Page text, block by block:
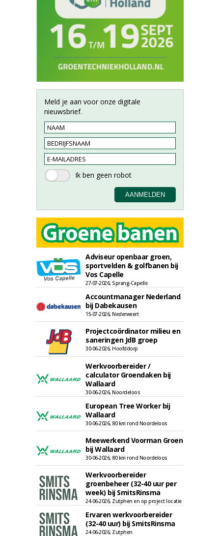
Meld je aan voor onze digitale
nieuwsbrief.
Adviseur openbaar groen,
sportvelden & golfbanen bij
Vos Capelle
27-07-2026, Sprang-Capelle
Accountmanager Nederland
bij Dabekausen
15-07-2026, Nederweert
Projectcoördinator milieu en
saneringen JdB groep
30-06-2026, Hoofddorp
Werkvoorbereider /
calculator Groendaken bij
Wallaard
30-06-2026, Noordeloos
European Tree Worker bij
Wallaard
30-06-2026, 80 km rond Noordeloos
Meewerkend Voorman Groen
bij Wallaard
30-06-2026, 80 km rond Noordeloos
Werkvoorbereider
groenbeheer (32-40 uur per
week) bij SmitsRinsma
24-06-2026, Zutphen en op project locatie
Ervaren werkvoorbereider
(32-40 uur) bij SmitsRinsma
24-06-2026, Zutphen